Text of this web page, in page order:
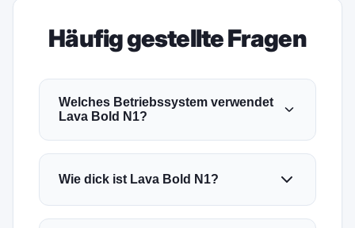
Häufig gestellte Fragen
Welches Betriebssystem verwendet
Lava Bold N1?
Wie dick ist Lava Bold N1?